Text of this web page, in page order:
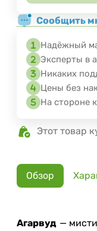
Сообщить
Надёжный
Эксперты в
Никаких
Цены без
На стороне
Этот товар
Обзор
Агарвуд —